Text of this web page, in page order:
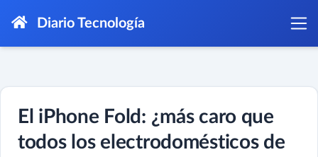
Diario Tecnología
El iPhone Fold: ¿más caro que
todos los electrodomésticos de